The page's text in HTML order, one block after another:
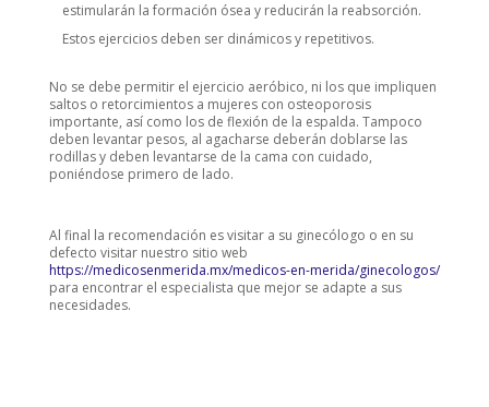
estimularán la formación ósea y reducirán la reabsorción.
Estos ejercicios deben ser dinámicos y repetitivos.
No se debe permitir el ejercicio aeróbico, ni los que impliquen
saltos o retorcimientos a mujeres con osteoporosis
importante, así como los de flexión de la espalda. Tampoco
deben levantar pesos, al agacharse deberán doblarse las
rodillas y deben levantarse de la cama con cuidado,
poniéndose primero de lado.
Al final la recomendación es visitar a su ginecólogo o en su
defecto visitar nuestro sitio web
https://medicosenmerida.mx/medicos-en-merida/ginecologos/
para encontrar el especialista que mejor se adapte a sus
necesidades.